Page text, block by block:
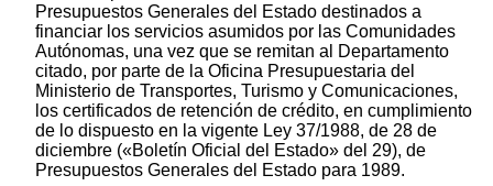
Presupuestos Generales del Estado destinados a
financiar los servicios asumidos por las Comunidades
Autónomas, una vez que se remitan al Departamento
citado, por parte de la Oficina Presupuestaria del
Ministerio de Transportes, Turismo y Comunicaciones,
los certificados de retención de crédito, en cumplimiento
de lo dispuesto en la vigente Ley 37/1988, de 28 de
diciembre («Boletín Oficial del Estado» del 29), de
Presupuestos Generales del Estado para 1989.